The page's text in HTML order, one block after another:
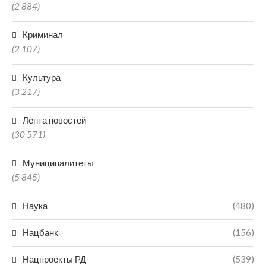
(2 884)
Криминал
(2 107)
Культура
(3 217)
Лента новостей
(30 571)
Муниципалитеты
(5 845)
Наука (480)
Нацбанк (156)
Нацпроекты РД (539)